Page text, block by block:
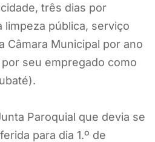
três dias por
limpeza pública, serviço
Câmara Municipal por ano
seu empregado como
Paroquial que devia se
para dia 1.º de